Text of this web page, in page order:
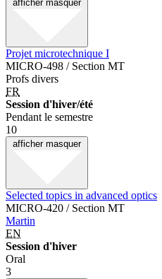
afficher masquer
Projet microtechnique I
MICRO-498 / Section MT
Profs divers
FR
Session d'hiver/été
Pendant le semestre
10
afficher masquer
Selected topics in advanced optics
MICRO-420 / Section MT
Martin
EN
Session d'hiver
Oral
3